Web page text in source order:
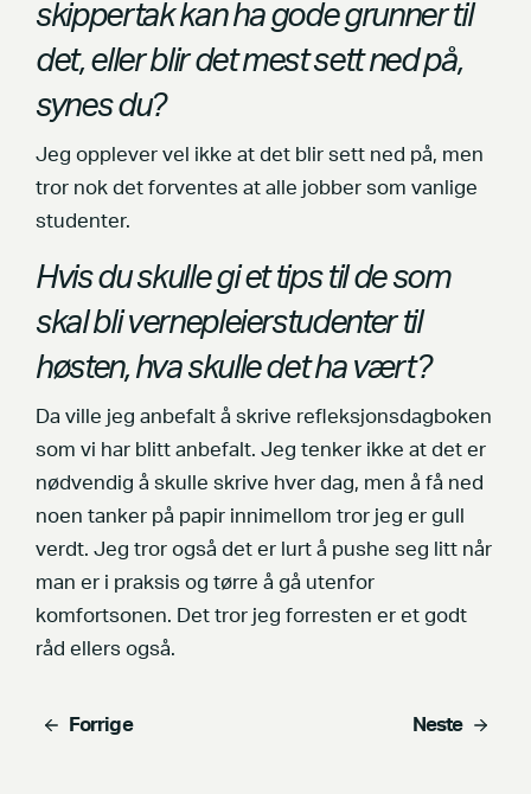
skippertak kan ha gode grunner til
det, eller blir det mest sett ned på,
synes du?
Jeg opplever vel ikke at det blir sett ned på, men
tror nok det forventes at alle jobber som vanlige
studenter.
Hvis du skulle gi et tips til de som
skal bli vernepleierstudenter til
høsten, hva skulle det ha vært?
Da ville jeg anbefalt å skrive refleksjonsdagboken
som vi har blitt anbefalt. Jeg tenker ikke at det er
nødvendig å skulle skrive hver dag, men å få ned
noen tanker på papir innimellom tror jeg er gull
verdt. Jeg tror også det er lurt å pushe seg litt når
man er i praksis og tørre å gå utenfor
komfortsonen. Det tror jeg forresten er et godt
råd ellers også.
Forrige Neste